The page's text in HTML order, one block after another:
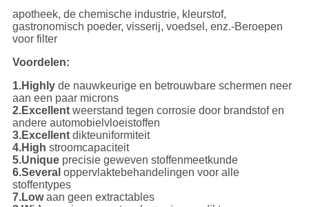
apotheek, de chemische industrie, kleurstof,
gastronomisch poeder, visserij, voedsel, enz.-Beroepen
voor filter
Voordelen:
1.Highlyde nauwkeurige en betrouwbare schermen neer
aan een paar microns
2.Excellentweerstand tegen corrosie door brandstof en
andere automobielvloeistoffen
3.Excellentdikteuniformiteit
4.High stroomcapaciteit
5.Uniqueprecisie geweven stoffenmeetkunde
6.Several oppervlaktebehandelingen voor alle
stoffentypes
7.Lowaan geen extractables